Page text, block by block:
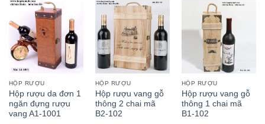
HỘP RƯỢU
Hộp rượu da đơn 1
ngăn đựng rượu
vang A1-1001
HỘP RƯỢU
Hộp rượu vang gỗ
thông 2 chai mã
B2-102
HỘP RƯỢU
Hộp rượu vang gỗ
thông 1 chai mã
B1-102